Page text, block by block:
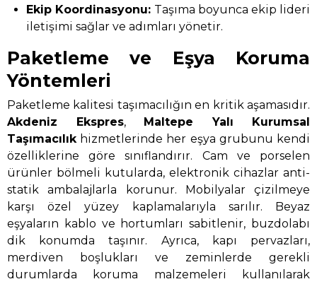
Ekip Koordinasyonu: Taşıma boyunca ekip lideri
iletişimi sağlar ve adımları yönetir.
Paketleme ve Eşya Koruma
Yöntemleri
Paketleme kalitesi taşımacılığın en kritik aşamasıdır.
Akdeniz Ekspres,
Maltepe Yalı Kurumsal
Taşımacılıkhizmetlerinde her eşya grubunu kendi
özelliklerine göre sınıflandırır. Cam ve porselen
ürünler bölmeli kutularda, elektronik cihazlar anti-
statik ambalajlarla korunur. Mobilyalar çizilmeye
karşı özel yüzey kaplamalarıyla sarılır. Beyaz
eşyaların kablo ve hortumları sabitlenir, buzdolabı
dik konumda taşınır. Ayrıca, kapı pervazları,
merdiven boşlukları ve zeminlerde gerekli
durumlarda koruma malzemeleri kullanılarak